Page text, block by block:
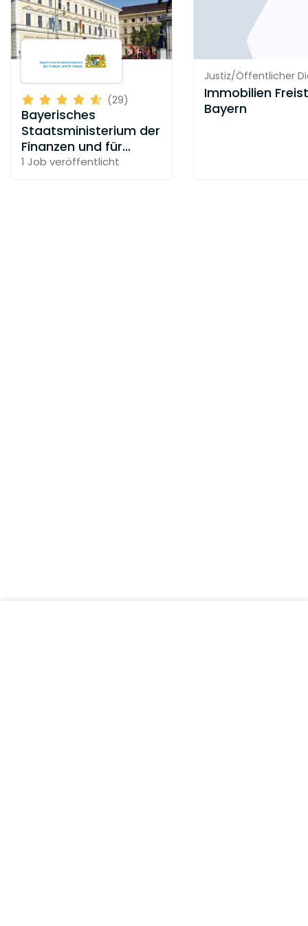
(29)
Bayerisches
Staatsministerium der
Finanzen und für
Heimat
1 Job veröffentlicht
Justiz/Öffentlicher
Immobilien
Bayern